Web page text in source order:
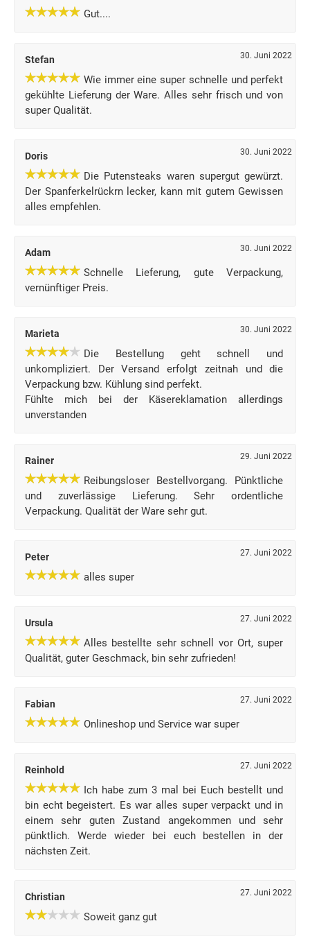
Gut....
Stefan 30. Juni 2022
Wie immer eine super schnelle und perfekt
gekühlte Lieferung der Ware. Alles sehr frisch und von
super Qualität.
Doris 30. Juni 2022
Die Putensteaks waren supergut gewürzt.
Der Spanferkelrückrn lecker, kann mit gutem Gewissen
alles empfehlen.
Adam 30. Juni 2022
Schnelle Lieferung, gute Verpackung,
vernünftiger Preis.
Marieta 30. Juni 2022
Die Bestellung geht schnell und
unkompliziert. Der Versand erfolgt zeitnah und die
Verpackung bzw. Kühlung sind perfekt.
Fühlte mich bei der Käsereklamation allerdings
unverstanden
Rainer 29. Juni 2022
Reibungsloser Bestellvorgang. Pünktliche
und zuverlässige Lieferung. Sehr ordentliche
Verpackung. Qualität der Ware sehr gut.
Peter 27. Juni 2022
alles super
Ursula 27. Juni 2022
Alles bestellte sehr schnell vor Ort, super
Qualität, guter Geschmack, bin sehr zufrieden!
Fabian 27. Juni 2022
Onlineshop und Service war super
Reinhold 27. Juni 2022
Ich habe zum 3 mal bei Euch bestellt und
bin echt begeistert. Es war alles super verpackt und in
einem sehr guten Zustand angekommen und sehr
pünktlich. Werde wieder bei euch bestellen in der
nächsten Zeit.
Christian 27. Juni 2022
Soweit ganz gut